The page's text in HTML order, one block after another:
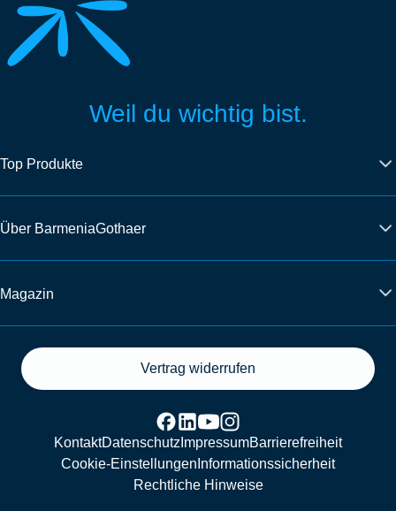
Weil du wichtig bist.
Top Produkte
Über BarmeniaGothaer
Magazin
Vertrag widerrufen
KontaktDatenschutz ImpressumBarrierefreiheit
Cookie-Einstellungen Informationssicherheit
Rechtliche Hinweise